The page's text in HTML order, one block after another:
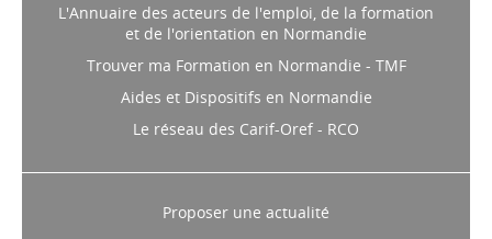
L'Annuaire des acteurs de l'emploi, de la formation
et de l'orientation en Normandie
Trouver ma Formation en Normandie - TMF
Aides et Dispositifs en Normandie
Le réseau des Carif-Oref - RCO
Proposer une actualité